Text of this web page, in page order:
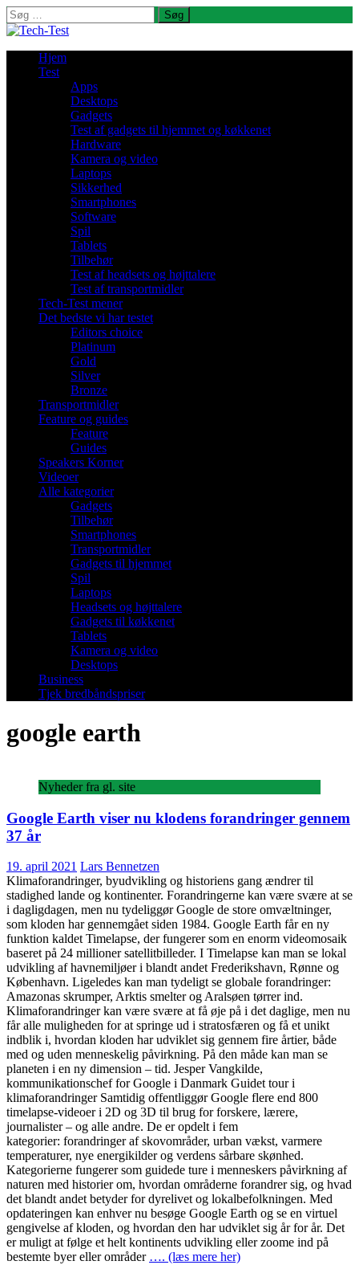
Søg
efter:
Hjem
Test
Apps
Desktops
Gadgets
Test af gadgets til hjemmet og køkkenet
Hardware
Kamera og video
Laptops
Sikkerhed
Smartphones
Software
Spil
Tablets
Tilbehør
Test af headsets og højttalere
Test af transportmidler
Tech-Test mener
Det bedste vi har testet
Editors choice
Platinum
Gold
Silver
Bronze
Transportmidler
Feature og guides
Feature
Guides
Speakers Korner
Videoer
Alle kategorier
Gadgets
Tilbehør
Smartphones
Transportmidler
Gadgets til hjemmet
Spil
Laptops
Headsets og højttalere
Gadgets til køkkenet
Tablets
Kamera og video
Desktops
Business
Tjek bredbåndspriser
google earth
Nyheder fra gl. site
Google Earth viser nu klodens forandringer gennem
37 år
19. april 2021 Lars Bennetzen
Klimaforandringer, byudvikling og historiens gang ændrer til
stadighed lande og kontinenter. Forandringerne kan være svære at se
i dagligdagen, men nu tydeliggør Google de store omvæltninger,
som kloden har gennemgået siden 1984. Google Earth får en ny
funktion kaldet Timelapse, der fungerer som en enorm videomosaik
baseret på 24 millioner satellitbilleder. I Timelapse kan man se lokal
udvikling af havnemiljøer i blandt andet Frederikshavn, Rønne og
København. Ligeledes kan man tydeligt se globale forandringer:
Amazonas skrumper, Arktis smelter og Aralsøen tørrer ind.
Klimaforandringer kan være svære at få øje på i det daglige, men nu
får alle muligheden for at springe ud i stratosfæren og få et unikt
indblik i, hvordan kloden har udviklet sig gennem fire årtier, både
med og uden menneskelig påvirkning. På den måde kan man se
planeten i en ny dimension – tid. Jesper Vangkilde,
kommunikationschef for Google i Danmark Guidet tour i
klimaforandringer Samtidig offentliggør Google flere end 800
timelapse-videoer i 2D og 3D til brug for forskere, lærere,
journalister – og alle andre. De er opdelt i fem
kategorier: forandringer af skovområder, urban vækst, varmere
temperaturer, nye energikilder og verdens sårbare skønhed.
Kategorierne fungerer som guidede ture i menneskers påvirkning af
naturen med historier om, hvordan områderne forandrer sig, og hvad
det blandt andet betyder for dyrelivet og lokalbefolkningen. Med
opdateringen kan enhver nu besøge Google Earth og se en virtuel
gengivelse af kloden, og hvordan den har udviklet sig år for år. Det
er muligt at følge et helt kontinents udvikling eller zoome ind på
bestemte byer eller områder …. (læs mere her)